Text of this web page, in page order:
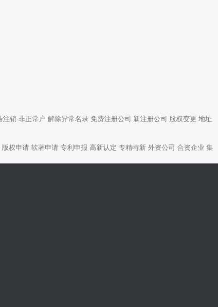
注销 非正常户 解除异常名录 免费注册公司 新注册公司 股权变更 地址
版权申请 软著申请 专利申报 高新认定 专精特新 外资公司 合资企业 集